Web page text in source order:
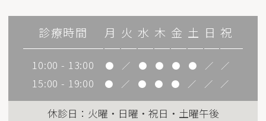
診療時間 月 火 水 木 金 土 日 祝
10:00 - 13:00 ● ／ ● ● ● ● ／ ／
15:00 - 19:00 ● ／ ● ● ● ／ ／ ／
休診日：火曜・日曜・祝日・土曜午後